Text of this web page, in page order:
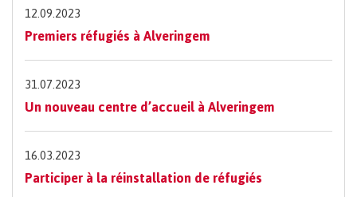
12.09.2023
Premiers réfugiés à Alveringem
31.07.2023
Un nouveau centre d’accueil à Alveringem
16.03.2023
Participer à la réinstallation de réfugiés